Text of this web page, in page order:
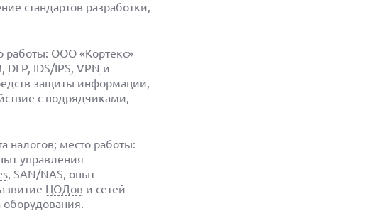
стандартов разработки,
работы: ООО «Кортекс»
, DLP, IDS/IPS, VPN и
защиты информации,
с подрядчиками,
налогов; место работы:
управления
, SAN/NAS, опыт
ЦОДов и сетей
оборудования.